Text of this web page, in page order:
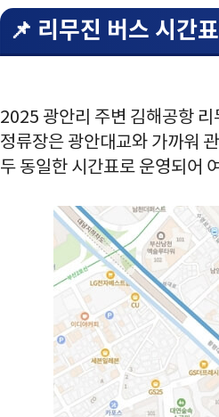
📌 리무진 버스 시간표
2025 광안리 주변 김해공항 리
정류장은 광안대교와 가까워
두 동일한 시간표로 운영되어